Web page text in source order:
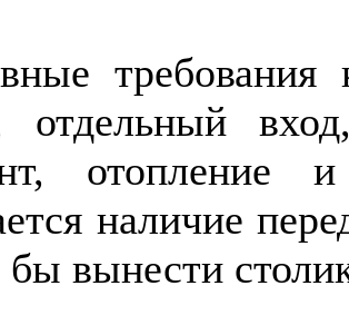
отдельный
отопление
наличие
вынести